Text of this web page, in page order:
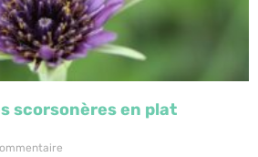
scorsonères en plat